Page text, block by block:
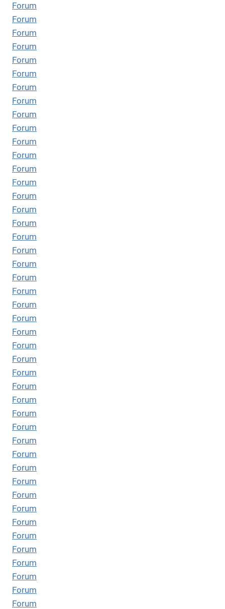
Forum
Forum
Forum
Forum
Forum
Forum
Forum
Forum
Forum
Forum
Forum
Forum
Forum
Forum
Forum
Forum
Forum
Forum
Forum
Forum
Forum
Forum
Forum
Forum
Forum
Forum
Forum
Forum
Forum
Forum
Forum
Forum
Forum
Forum
Forum
Forum
Forum
Forum
Forum
Forum
Forum
Forum
Forum
Forum
Forum